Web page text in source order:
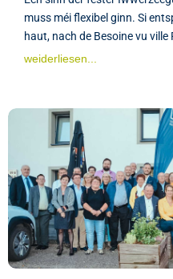
muss méi flexibel ginn. Si
haut, nach de Besoine vu ville
weiderliesen...